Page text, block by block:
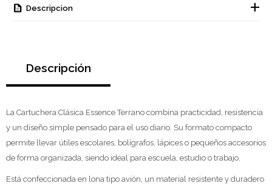
Descripcion
Descripción
La Cartuchera Clásica Essence Terrano combina practicidad, resistencia
y un diseño simple pensado para el uso diario. Su formato compacto
permite llevar útiles escolares, bolígrafos, lápices o pequeños accesorios
de forma organizada, siendo ideal para escuela, estudio o trabajo.
Está confeccionada en lona tipo avión, un material resistente y duradero